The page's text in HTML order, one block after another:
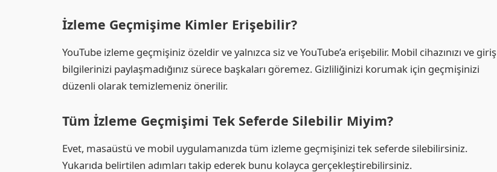
İzleme Geçmişime Kimler Erişebilir?
YouTube izleme geçmişiniz özeldir ve yalnızca siz ve YouTube’a erişebilir. Mobil cihazınızı ve giriş
bilgilerinizi paylaşmadığınız sürece başkaları göremez. Gizliliğinizi korumak için geçmişinizi
düzenli olarak temizlemeniz önerilir.
Tüm İzleme Geçmişimi Tek Seferde Silebilir Miyim?
Evet, masaüstü ve mobil uygulamanızda tüm izleme geçmişinizi tek seferde silebilirsiniz.
Yukarıda belirtilen adımları takip ederek bunu kolayca gerçekleştirebilirsiniz.